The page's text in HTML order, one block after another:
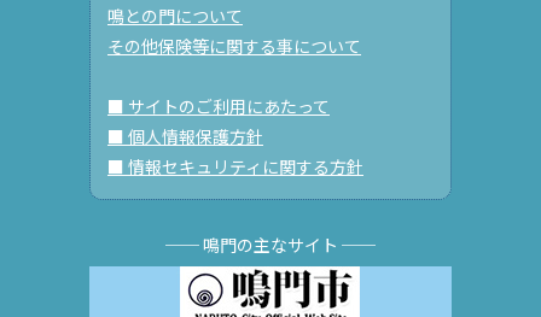
鳴との門について
その他保険等に関する事について
■ サイトのご利用にあたって
■ 個人情報保護方針
■ 情報セキュリティに関する方針
── 鳴門の主なサイト ──